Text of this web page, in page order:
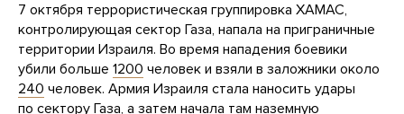
7 октября террористическая группировка ХАМАС,
контролирующая сектор Газа, напала на приграничные
территории Израиля. Во время нападения боевики
убили больше 1200 человек и взяли в заложники около
240 человек. Армия Израиля стала наносить удары
по сектору Газа, а затем начала там наземную